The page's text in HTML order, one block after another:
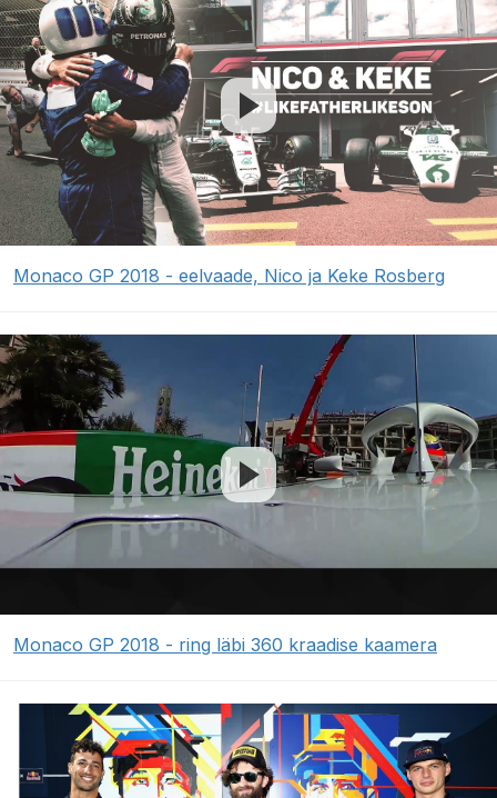
Monaco GP 2018 - eelvaade, Nico ja Keke Rosberg
Monaco GP 2018 - ring läbi 360 kraadise kaamera